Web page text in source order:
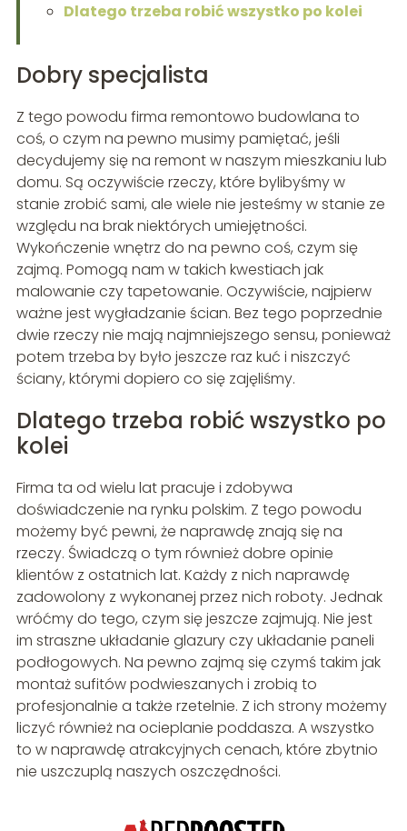
Dlatego trzeba robić wszystko po kolei
Dobry specjalista
Z tego powodu firma remontowo budowlana to
coś, o czym na pewno musimy pamiętać, jeśli
decydujemy się na remont w naszym mieszkaniu lub
domu. Są oczywiście rzeczy, które bylibyśmy w
stanie zrobić sami, ale wiele nie jesteśmy w stanie ze
względu na brak niektórych umiejętności.
Wykończenie wnętrz do na pewno coś, czym się
zajmą. Pomogą nam w takich kwestiach jak
malowanie czy tapetowanie. Oczywiście, najpierw
ważne jest wygładzanie ścian. Bez tego poprzednie
dwie rzeczy nie mają najmniejszego sensu, ponieważ
potem trzeba by było jeszcze raz kuć i niszczyć
ściany, którymi dopiero co się zajęliśmy.
Dlatego trzeba robić wszystko po
kolei
Firma ta od wielu lat pracuje i zdobywa
doświadczenie na rynku polskim. Z tego powodu
możemy być pewni, że naprawdę znają się na
rzeczy. Świadczą o tym również dobre opinie
klientów z ostatnich lat. Każdy z nich naprawdę
zadowolony z wykonanej przez nich roboty. Jednak
wróćmy do tego, czym się jeszcze zajmują. Nie jest
im straszne układanie glazury czy układanie paneli
podłogowych. Na pewno zajmą się czymś takim jak
montaż sufitów podwieszanych i zrobią to
profesjonalnie a także rzetelnie. Z ich strony możemy
liczyć również na ocieplanie poddasza. A wszystko
to w naprawdę atrakcyjnych cenach, które zbytnio
nie uszczuplą naszych oszczędności.